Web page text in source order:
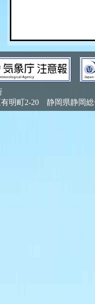
明町2-20 静岡県静岡総